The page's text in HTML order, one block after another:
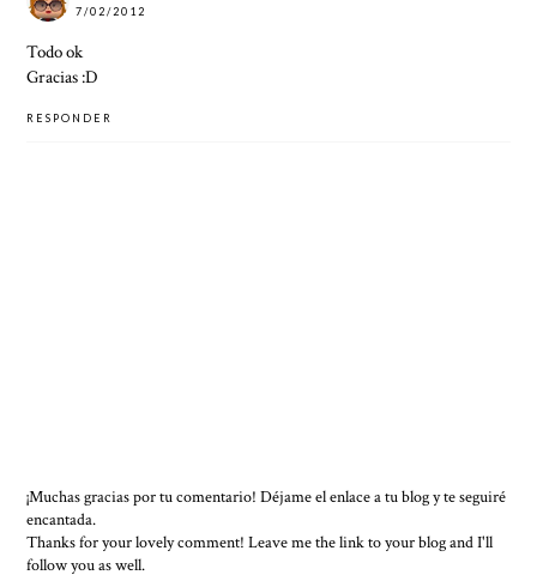
7/02/2012
Todo ok
Gracias :D
RESPONDER
¡Muchas gracias por tu comentario! Déjame el enlace a tu blog y te seguiré
encantada.
Thanks for your lovely comment! Leave me the link to your blog and I'll
follow you as well.